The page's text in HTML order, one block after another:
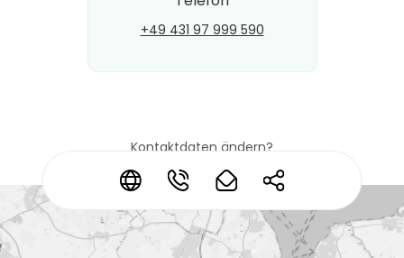
* * * *
+49 431 97 999 590
Kontaktdaten ändern?